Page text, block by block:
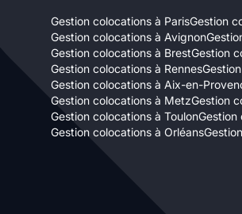
Local à vélo
Disponible à partir du
Gestion colocations à ParisGestion
Gestion colocations à Avignon
Gestion colocations à BrestGestion
Gestion colocations à Rennes
Gestion colocations à Aix-en-
Gestion colocations à MetzGestion
Gestion colocations à ToulonGestion
Gestion colocations à Orléans